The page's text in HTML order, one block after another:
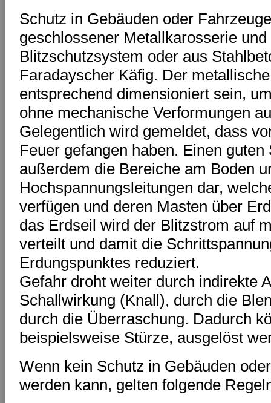
Schutz in Gebäuden oder
geschlossener Metallkarosserie
Blitzschutzsystem oder aus
Faradayscher Käfig. Der
entsprechend dimensioniert sein,
ohne mechanische Verformungen
Gelegentlich wird gemeldet, dass
Feuer gefangen haben. Einen
außerdem die Bereiche am Boden
Hochspannungsleitungen dar,
verfügen und deren Masten über
das Erdseil wird der Blitzstrom auf
verteilt und damit die
Erdungspunktes reduziert.
Gefahr droht weiter durch indirekte
Schallwirkung (Knall), durch die
durch die Überraschung. Dadurch
beispielsweise Stürze, ausgelöst
Wenn kein Schutz in Gebäuden
werden kann, gelten folgende